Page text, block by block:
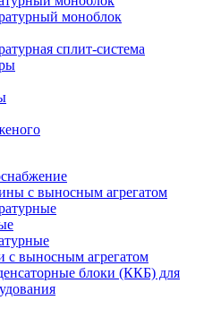
моноблок
сплит-система
с выносным агрегатом
с выносным агрегатом
блоки (ККБ) для